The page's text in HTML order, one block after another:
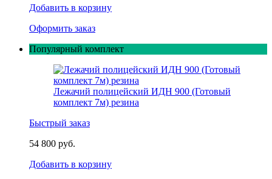
Добавить в корзину
Оформить заказ
Популярный комплект
Лежачий полицейский ИДН 900 (Готовый
комплект 7м) резина
Быстрый заказ
54 800 руб.
Добавить в корзину